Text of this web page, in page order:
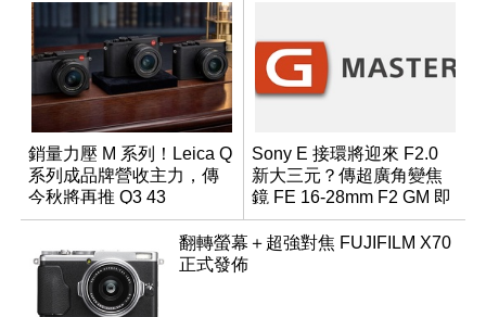
銷量力壓 M 系列！Leica Q
系列成品牌營收主力，傳
今秋將再推 Q3 43
Monochrom
Sony E 接環將迎來 F2.0
新大三元？傳超廣角變焦
鏡 FE 16-28mm F2 GM 即
將問世
翻轉螢幕＋超強對焦 FUJIFILM X70
正式發佈